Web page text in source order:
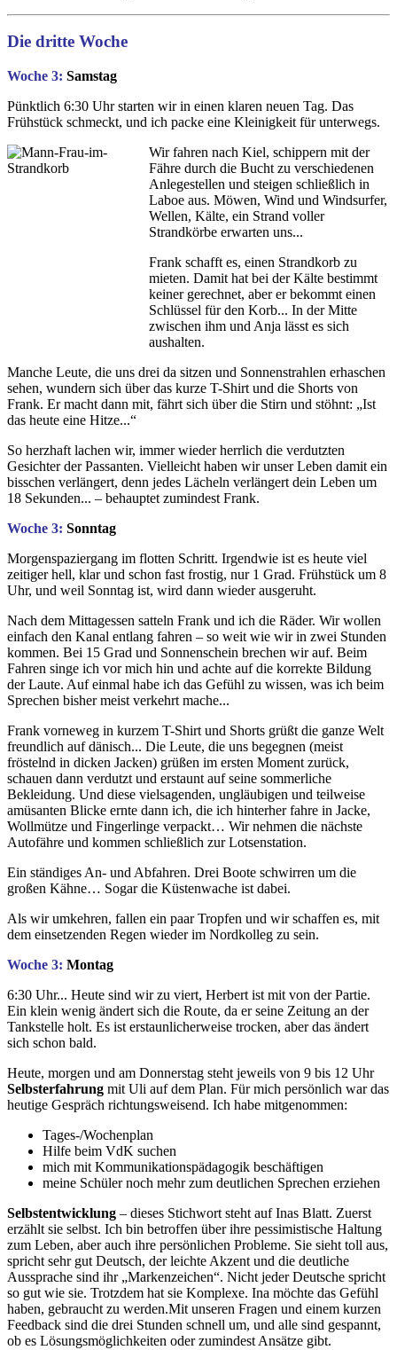
Die dritte Woche
Woche 3: Samstag
Pünktlich 6:30 Uhr starten wir in einen klaren neuen Tag. Das
Frühstück schmeckt, und ich packe eine Kleinigkeit für unterwegs.
Wir fahren nach Kiel, schippern mit der
Fähre durch die Bucht zu verschiedenen
Anlegestellen und steigen schließlich in
Laboe aus. Möwen, Wind und Windsurfer,
Wellen, Kälte, ein Strand voller
Strandkörbe erwarten uns...
Frank schafft es, einen Strandkorb zu
mieten. Damit hat bei der Kälte bestimmt
keiner gerechnet, aber er bekommt einen
Schlüssel für den Korb... In der Mitte
zwischen ihm und Anja lässt es sich
aushalten.
Manche Leute, die uns drei da sitzen und Sonnenstrahlen erhaschen
sehen, wundern sich über das kurze T-Shirt und die Shorts von
Frank. Er macht dann mit, fährt sich über die Stirn und stöhnt: „Ist
das heute eine Hitze...“
So herzhaft lachen wir, immer wieder herrlich die verdutzten
Gesichter der Passanten. Vielleicht haben wir unser Leben damit ein
bisschen verlängert, denn jedes Lächeln verlängert dein Leben um
18 Sekunden... – behauptet zumindest Frank.
Woche 3: Sonntag
Morgenspaziergang im flotten Schritt. Irgendwie ist es heute viel
zeitiger hell, klar und schon fast frostig, nur 1 Grad. Frühstück um 8
Uhr, und weil Sonntag ist, wird dann wieder ausgeruht.
Nach dem Mittagessen satteln Frank und ich die Räder. Wir wollen
einfach den Kanal entlang fahren – so weit wie wir in zwei Stunden
kommen. Bei 15 Grad und Sonnenschein brechen wir auf. Beim
Fahren singe ich vor mich hin und achte auf die korrekte Bildung
der Laute. Auf einmal habe ich das Gefühl zu wissen, was ich beim
Sprechen bisher meist verkehrt mache...
Frank vorneweg in kurzem T-Shirt und Shorts grüßt die ganze Welt
freundlich auf dänisch... Die Leute, die uns begegnen (meist
fröstelnd in dicken Jacken) grüßen im ersten Moment zurück,
schauen dann verdutzt und erstaunt auf seine sommerliche
Bekleidung. Und diese vielsagenden, ungläubigen und teilweise
amüsanten Blicke ernte dann ich, die ich hinterher fahre in Jacke,
Wollmütze und Fingerlinge verpackt… Wir nehmen die nächste
Autofähre und kommen schließlich zur Lotsenstation.
Ein ständiges An- und Abfahren. Drei Boote schwirren um die
großen Kähne… Sogar die Küstenwache ist dabei.
Als wir umkehren, fallen ein paar Tropfen und wir schaffen es, mit
dem einsetzenden Regen wieder im Nordkolleg zu sein.
Woche 3: Montag
6:30 Uhr... Heute sind wir zu viert, Herbert ist mit von der Partie.
Ein klein wenig ändert sich die Route, da er seine Zeitung an der
Tankstelle holt. Es ist erstaunlicherweise trocken, aber das ändert
sich schon bald.
Heute, morgen und am Donnerstag steht jeweils von 9 bis 12 Uhr
Selbsterfahrung mit Uli auf dem Plan. Für mich persönlich war das
heutige Gespräch richtungsweisend. Ich habe mitgenommen:
Tages-/Wochenplan
Hilfe beim VdK suchen
mich mit Kommunikationspädagogik beschäftigen
meine Schüler noch mehr zum deutlichen Sprechen erziehen
Selbstentwicklung – dieses Stichwort steht auf Inas Blatt. Zuerst
erzählt sie selbst. Ich bin betroffen über ihre pessimistische Haltung
zum Leben, aber auch ihre persönlichen Probleme. Sie sieht toll aus,
spricht sehr gut Deutsch, der leichte Akzent und die deutliche
Aussprache sind ihr „Markenzeichen“. Nicht jeder Deutsche spricht
so gut wie sie. Trotzdem hat sie Komplexe. Ina möchte das Gefühl
haben, gebraucht zu werden.Mit unseren Fragen und einem kurzen
Feedback sind die drei Stunden schnell um, und alle sind gespannt,
ob es Lösungsmöglichkeiten oder zumindest Ansätze gibt.